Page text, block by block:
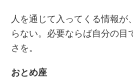
人を通じて入ってくる情報が
らない。必要ならば自分の目
さを。
おとめ座